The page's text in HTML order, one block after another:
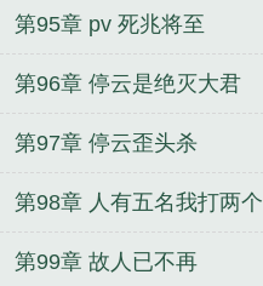
第95章 pv 死兆将至
第96章 停云是绝灭大君
第97章 停云歪头杀
第98章 人有五名我打两个
第99章 故人已不再